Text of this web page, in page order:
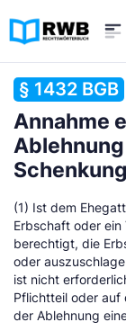
§ 1432 BGB
Annahme
Schenkung
(1) Ist dem
Erbschaft oder ein
berechtigt, die
oder
ist nicht
Pflichtteil oder auf
der Ablehnung